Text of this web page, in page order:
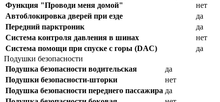
Функция "Проводи меня домой"
нет
Автоблокировка дверей при езде
да
Передний парктроник
да
Система контроля давления в шинах
нет
Система помощи при спуске с горы (DAC)
да
Подушки безопасности
Подушка безопасности водительская
да
Подушки безопасности-шторки
нет
Подушка безопасности переднего пассажира да